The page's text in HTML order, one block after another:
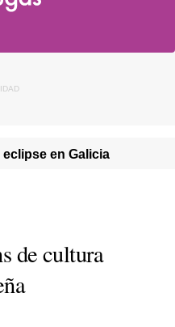
en Galicia
de cultura